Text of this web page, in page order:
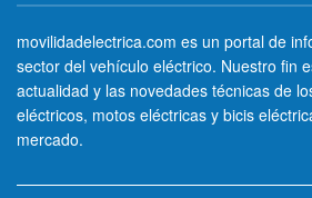
movilidadelectrica.com es un portal de
sector del vehículo eléctrico. Nuestro fin
actualidad y las novedades técnicas de
eléctricos, motos eléctricas y bicis
mercado.